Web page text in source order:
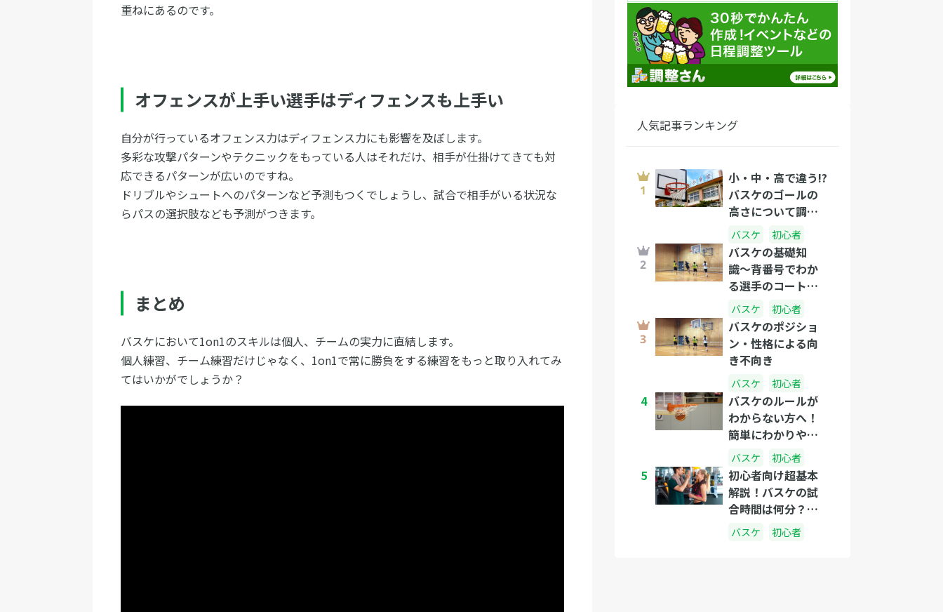
重ねにあるのです。
オフェンスが上手い選手はディフェンスも上手い
自分が行っているオフェンス力はディフェンス力にも影響を及ぼします。
多彩な攻撃パターンやテクニックをもっている人はそれだけ、相手が仕掛けてきても対
応できるパターンが広いのですね。
ドリブルやシュートへのパターンなど予測もつくでしょうし、試合で相手がいる状況な
らパスの選択肢なども予測がつきます。
まとめ
バスケにおいて1on1のスキルは個人、チームの実力に直結します。
個人練習、チーム練習だけじゃなく、1on1で常に勝負をする練習をもっと取り入れてみ
てはいかがでしょうか？
人気記事ランキング
小・中・高で違う!?
バスケのゴールの
高さについて調べ
てみました。
バスケ 初心者
バスケの基礎知
識〜背番号でわか
る選手のコート上
の役割を解説しま
す〜
バスケ 初心者
バスケのポジショ
ン・性格による向
き不向き
バスケ 初心者
4
バスケのルールが
わからない方へ！
簡単にわかりやす
く説明しましょ
う！
バスケ 初心者
5
初心者向け超基本
解説！バスケの試
合時間は何分？休
憩中は何をしてる
バスケ 初心者